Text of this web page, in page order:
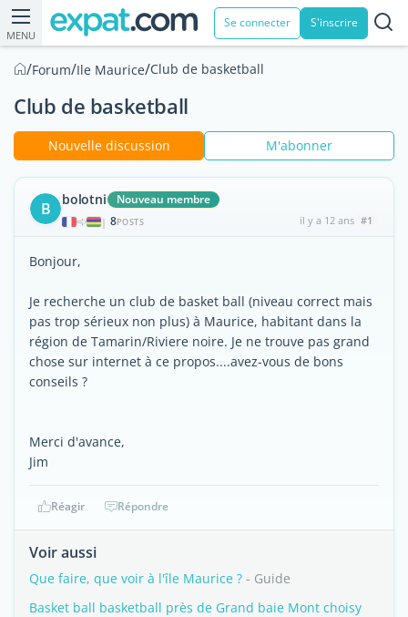
MENU
Se connecter S'inscrire
/Forum/Ile Maurice/Club de basketball
Club de basketball
Nouvelle discussion M'abonner
B bolotni Nouveau membre
| 8POSTS il y a 12 ans #1
Bonjour,
Je recherche un club de basket ball (niveau correct mais
pas trop sérieux non plus) à Maurice, habitant dans la
région de Tamarin/Riviere noire. Je ne trouve pas grand
chose sur internet à ce propos....avez-vous de bons
conseils ?
Merci d'avance,
Jim
Réagir Répondre
Voir aussi
Que faire, que voir à l'île Maurice ? - Guide
Basket ball basketball près de Grand baie Mont choisy